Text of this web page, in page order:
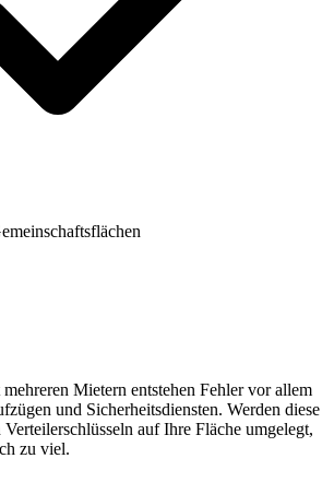
Mietern entstehen Fehler vor allem
und Sicherheitsdiensten. Werden diese
auf Ihre Fläche umgelegt,
zu viel.